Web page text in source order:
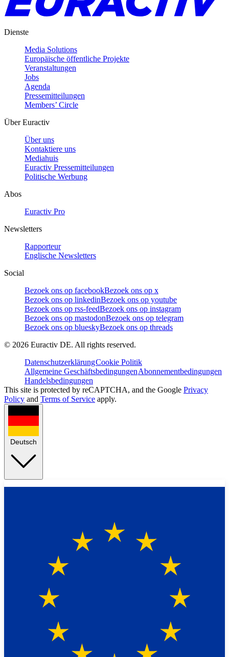
Dienste
Media Solutions
Europäische öffentliche Projekte
Veranstaltungen
Jobs
Agenda
Pressemitteilungen
Members’ Circle
Über Euractiv
Über uns
Kontaktiere uns
Mediahuis
Euractiv Pressemitteilungen
Politische Werbung
Abos
Euractiv Pro
Newsletters
Rapporteur
Englische Newsletters
Social
Bezoek ons op facebookBezoek ons op x
Bezoek ons op linkedinBezoek ons op youtube
Bezoek ons op rss-feedBezoek ons op instagram
Bezoek ons op mastodonBezoek ons op telegram
Bezoek ons op blueskyBezoek ons op threads
© 2026 Euractiv DE. All rights reserved.
DatenschutzerklärungCookie Politik
Allgemeine GeschäftsbedingungenAbonnementbedingungen
Handelsbedingungen
This site is protected by reCAPTCHA, and the Google Privacy
Policy and Terms of Service apply.
Deutsch